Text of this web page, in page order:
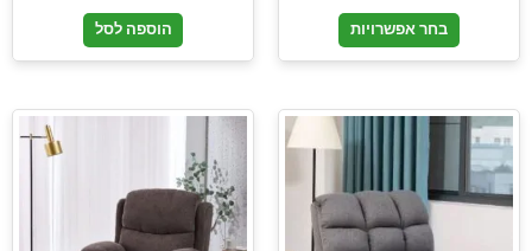
בחר אפשרויות הוספה לסל